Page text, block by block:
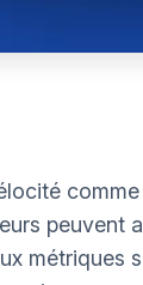
peuvent
métriques